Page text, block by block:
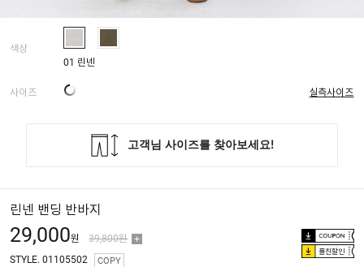
색상
01 린넨
사이즈 실측사이즈
린넨 밴딩 반바지
29,000원 39,800원
플친할인
STYLE. 01105502 COPY